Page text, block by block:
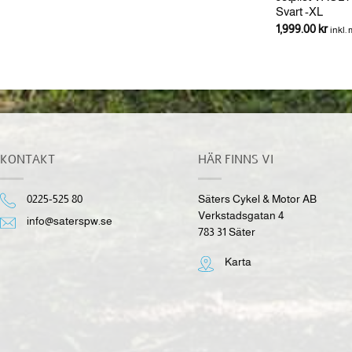
Svart -XL
1,999.00 kr inkl.
KONTAKT
0225-525 80
info@saterspw.se
HÄR FINNS VI
Säters Cykel & Motor AB
Verkstadsgatan 4
783 31 Säter
Karta